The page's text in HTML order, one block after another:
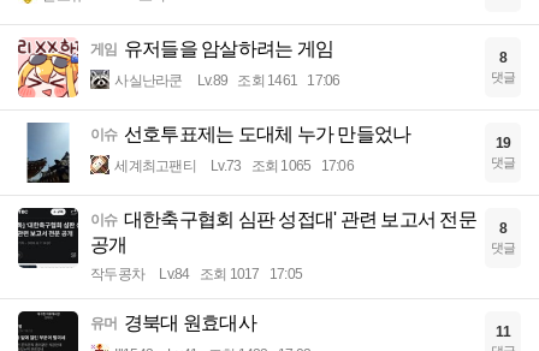
게임 유저들을 암살하려는 게임
사실난라쿤 Lv.89 조회 1461 17:06
8
댓글
이슈 선호투표제는 도대체 누가 만들었나
세계최고팬티 Lv.73 조회 1065 17:06
19
댓글
이슈 대한축구협회 심판 성접대' 관련 보고서 전문
공개
작두콩차 Lv.84 조회 1017 17:05
8
댓글
유머 경북대 원효대사 11